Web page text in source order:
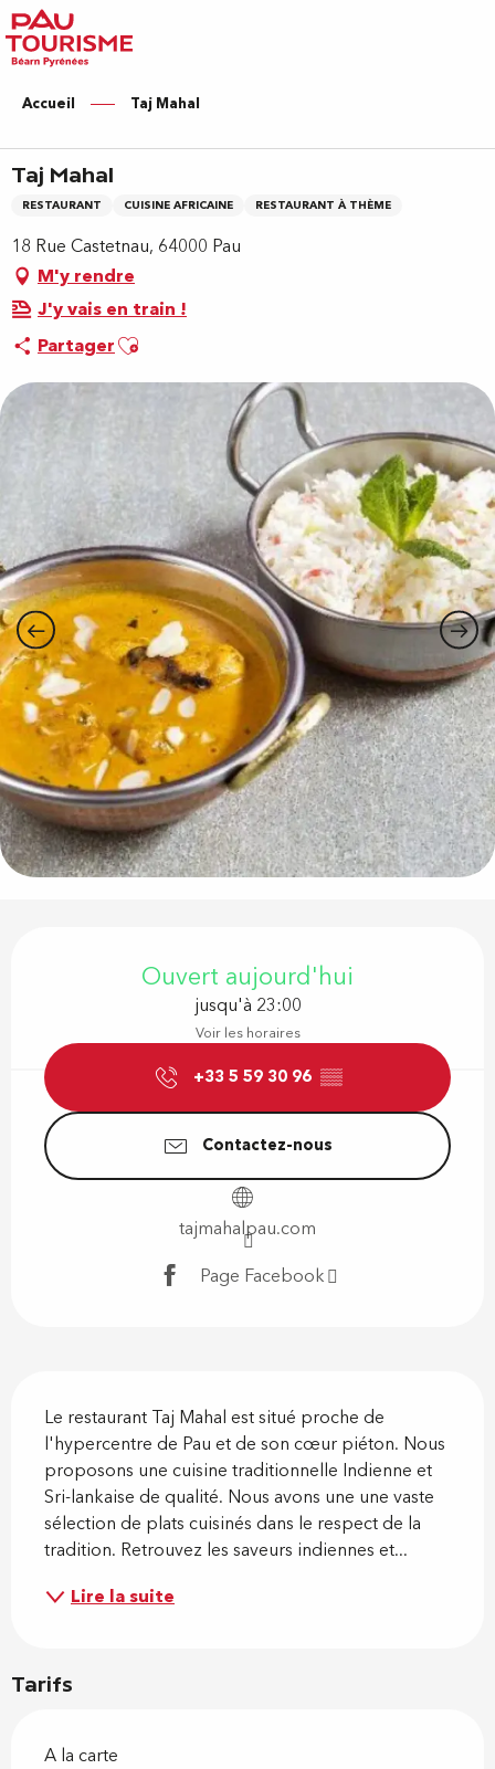
Aller
au
contenu
principal
Accueil Taj Mahal
Taj Mahal
RESTAURANT CUISINE AFRICAINE RESTAURANT À THÈME
18 Rue Castetnau, 64000 Pau
M'y rendre
J'y vais en train !
PartagerAjouter aux favoris
Ouvert aujourd'hui
jusqu'à 23:00
Voir les horaires
+33 5 59 30 96 ▒▒
Contactez-nous
tajmahalpau.com
Page Facebook
Le restaurant Taj Mahal est situé proche de
l'hypercentre de Pau et de son cœur piéton. Nous
proposons une cuisine traditionnelle Indienne et
Sri-lankaise de qualité. Nous avons une une vaste
sélection de plats cuisinés dans le respect de la
tradition. Retrouvez les saveurs indiennes et...
Lire la suite
Tarifs
A la carte